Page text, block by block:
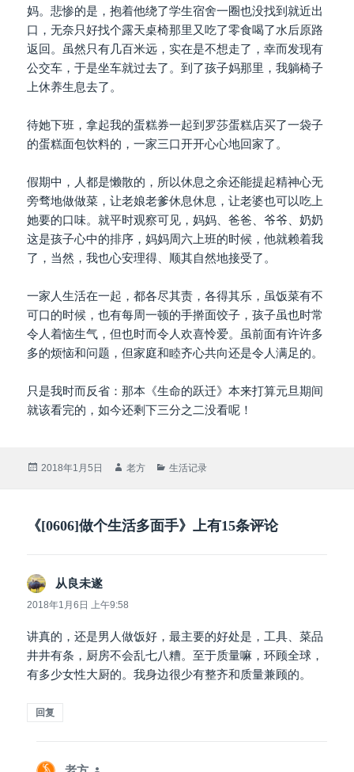
妈。悲惨的是，抱着他绕了学生宿舍一圈也没找到就近出
口，无奈只好找个露天桌椅那里又吃了零食喝了水后原路
返回。虽然只有几百米远，实在是不想走了，幸而发现有
公交车，于是坐车就过去了。到了孩子妈那里，我躺椅子
上休养生息去了。
待她下班，拿起我的蛋糕券一起到罗莎蛋糕店买了一袋子
的蛋糕面包饮料的，一家三口开开心心地回家了。
假期中，人都是懒散的，所以休息之余还能提起精神心无
旁骛地做做菜，让老娘老爹休息休息，让老婆也可以吃上
她要的口味。就平时观察可见，妈妈、爸爸、爷爷、奶奶
这是孩子心中的排序，妈妈周六上班的时候，他就赖着我
了，当然，我也心安理得、顺其自然地接受了。
一家人生活在一起，都各尽其责，各得其乐，虽饭菜有不
可口的时候，也有每周一顿的手擀面饺子，孩子虽也时常
令人着恼生气，但也时而令人欢喜怜爱。虽前面有许许多
多的烦恼和问题，但家庭和睦齐心共向还是令人满足的。
只是我时而反省：那本《生命的跃迁》本来打算元旦期间
就该看完的，如今还剩下三分之二没看呢！
发
2018年1月5日
作
老方
分
生活记录
《[0606]做个生活多面手》上有15条评论
从良未遂
道：
2018年1月6日 上午9:58
讲真的，还是男人做饭好，最主要的好处是，工具、菜品
井井有条，厨房不会乱七八糟。至于质量嘛，环顾全球，
有多少女性大厨的。我身边很少有整齐和质量兼顾的。
回复